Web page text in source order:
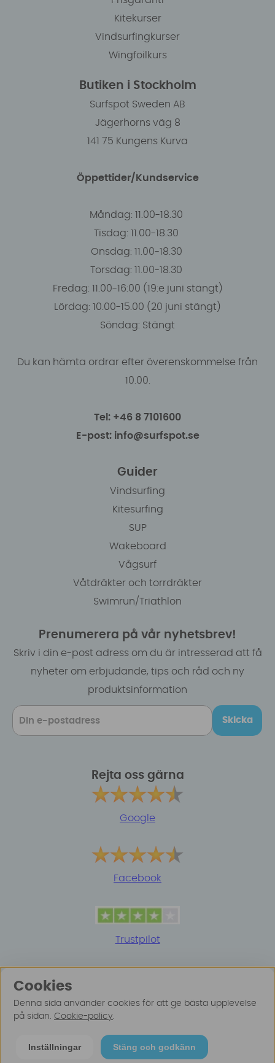
Kitekurser
Vindsurfingkurser
Wingfoilkurs
Butiken i Stockholm
Surfspot Sweden AB
Jägerhorns väg 8
141 75 Kungens Kurva
Öppettider/Kundservice
Måndag: 11.00-18.30
Tisdag: 11.00-18.30
Onsdag: 11.00-18.30
Torsdag: 11.00-18.30
Fredag: 11.00-16:00 (19:e juni stängt)
Lördag: 10.00-15.00 (20 juni stängt)
Söndag: Stängt
Du kan hämta ordrar efter överenskommelse från
10.00.
Tel: +46 8 7101600
E-post: info@surfspot.se
Guider
Vindsurfing
Kitesurfing
SUP
Wakeboard
Vågsurf
Våtdräkter och torrdräkter
Swimrun/Triathlon
Prenumerera på vår nyhetsbrev!
Skriv i din e-post adress om du är intresserad att få
nyheter om erbjudande, tips och råd och ny
produktsinformation
Skicka
Rejta oss gärna
Google
Facebook
Trustpilot
mer här
Cookies
Denna sida använder cookies för att ge bästa upplevelse
på sidan. Cookie-policy.
Inställningar Stäng och godkänn